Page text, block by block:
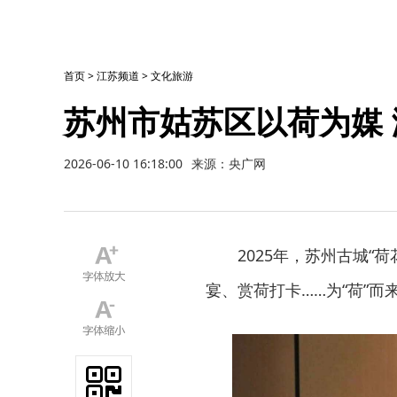
首页>江苏频道 >文化旅游
苏州市姑苏区以荷为
2026-06-10 16:18:00 来源：央广网
2025年，苏州古城“荷
宴、赏荷打卡……为“荷”而